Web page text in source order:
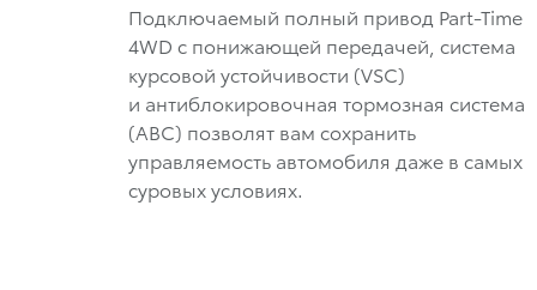
Подключаемый полный привод Part-Time
4WD с понижающей передачей, система
курсовой устойчивости (VSC)
и антиблокировочная тормозная система
(АВС) позволят вам сохранить
управляемость автомобиля даже в самых
суровых условиях.